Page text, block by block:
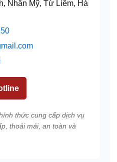
Nhân Mỹ, Từ Liêm, Hà
thức cung cấp dịch vụ
thoải mái, an toàn và